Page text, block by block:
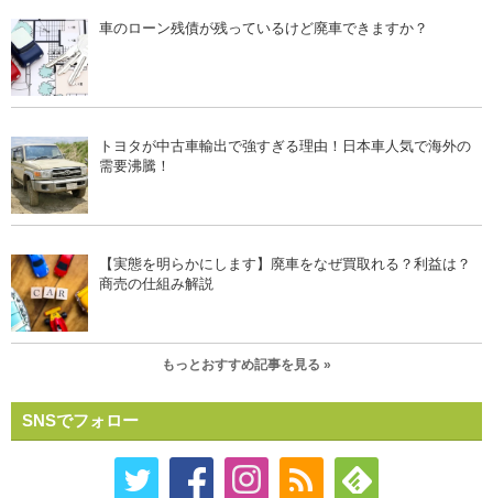
車のローン残債が残っているけど廃車できますか？
トヨタが中古車輸出で強すぎる理由！日本車人気で海外の
需要沸騰！
【実態を明らかにします】廃車をなぜ買取れる？利益は？
商売の仕組み解説
もっとおすすめ記事を見る »
SNSでフォロー